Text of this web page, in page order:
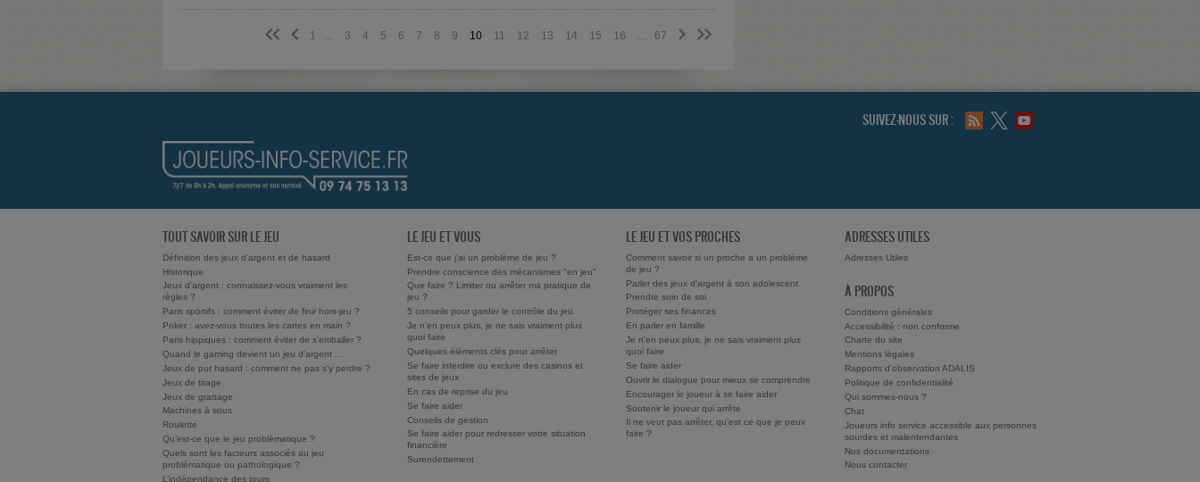
<< < 1 ... 3 4 5 6 7 8 9 10 11 12 13 14 15 16 ... 67 > >>
SUIVEZ-NOUS SUR :
TOUT SAVOIR SUR LE JEU
Définition des jeux d’argent et de hasard
Historique
Jeux d'argent : connaissez-vous vraiment les
règles ?
Paris sportifs : comment éviter de finir hors-jeu ?
Poker : avez-vous toutes les cartes en main ?
Paris hippiques : comment éviter de s'emballer ?
Quand le gaming devient un jeu d'argent ...
Jeux de pur hasard : comment ne pas s'y perdre ?
Jeux de tirage
Jeux de grattage
Machines à sous
Roulette
Qu’est-ce que le jeu problématique ?
Quels sont les facteurs associés au jeu
problématique ou pathologique ?
L’indépendance des tours
LE JEU ET VOUS
Est-ce que j'ai un problème de jeu ?
Prendre conscience des mécanismes "en jeu"
Que faire ? Limiter ou arrêter ma pratique de
jeu ?
5 conseils pour garder le contrôle du jeu
Je n’en peux plus, je ne sais vraiment plus
quoi faire
Quelques éléments clés pour arrêter
Se faire interdire ou exclure des casinos et
sites de jeux
En cas de reprise du jeu
Se faire aider
Conseils de gestion
Se faire aider pour redresser votre situation
financière
Surendettement
LE JEU ET VOS PROCHES
Comment savoir si un proche a un problème
de jeu ?
Parler des jeux d'argent à son adolescent
Prendre soin de soi
Protéger ses finances
En parler en famille
Je n’en peux plus, je ne sais vraiment plus
quoi faire
Se faire aider
Ouvrir le dialogue pour mieux se comprendre
Encourager le joueur à se faire aider
Soutenir le joueur qui arrête
Il ne veut pas arrêter, qu’est ce que je peux
faire ?
ADRESSES UTILES
Adresses Utiles
À PROPOS
Conditions générales
Accessibilité : non conforme
Charte du site
Mentions légales
Rapports d'observation ADALIS
Politique de confidentialité
Qui sommes-nous ?
Chat
Joueurs info service accessible aux personnes
sourdes et malentendantes
Nos documentations
Nous contacter